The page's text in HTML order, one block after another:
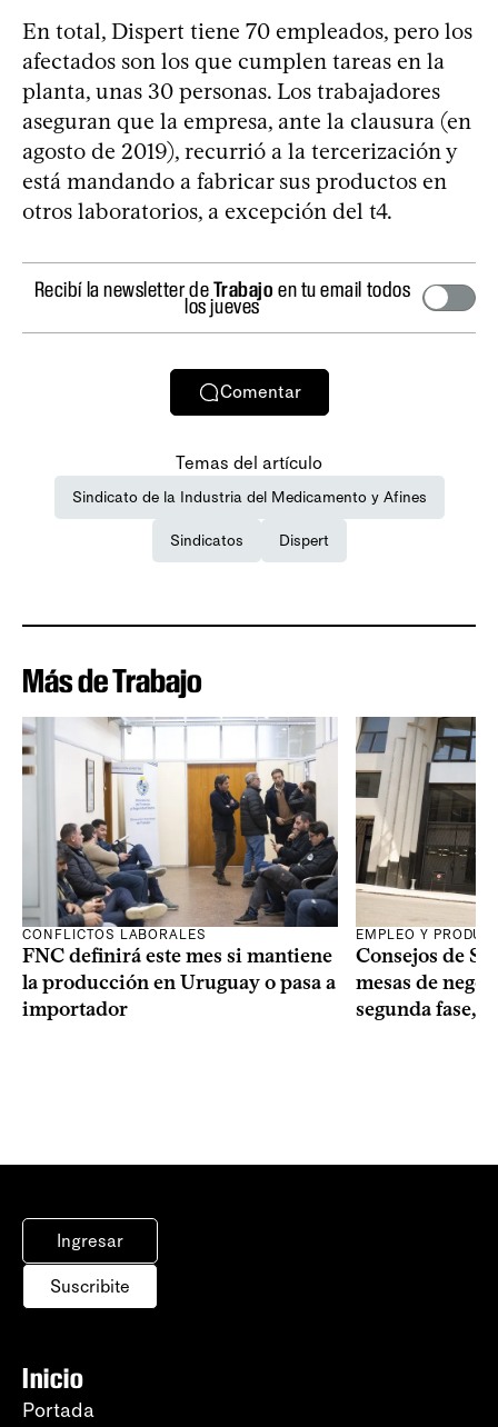
En total, Dispert tiene 70 empleados, pero los
afectados son los que cumplen tareas en la
planta, unas 30 personas. Los trabajadores
aseguran que la empresa, ante la clausura (en
agosto de 2019), recurrió a la tercerización y
está mandando a fabricar sus productos en
otros laboratorios, a excepción del t4.
Recibí la newsletter deTrabajo en tu email todos
los jueves
Comentar
Temas del artículo
Sindicato de la Industria del Medicamento y Afines
Sindicatos Dispert
Más de Trabajo
CONFLICTOS LABORALES
FNC definirá este mes si mantiene
la producción en Uruguay o pasa a
importador
EMPLEO Y
Consejos de
mesas de
segunda fase,
Ingresar
Suscribite
Inicio
Portada